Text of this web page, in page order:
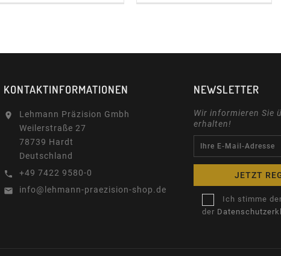
KONTAKTINFORMATIONEN

Lehmann Präzision Gmbh
Weilerstraße 27
78739 Hardt
Deutschland

+49 7422 9580-0

info@lehmann-praezision-shop.de
NEWSLETTER
Wir informieren Sie
erhalten!
Ich stimme
der